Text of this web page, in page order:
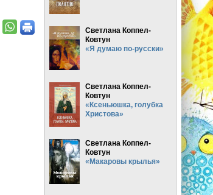
Светлана Коппел-
Ковтун
«Я думаю по-русски»
Светлана Коппел-
Ковтун
«Ксеньюшка, голубка
Христова»
Светлана Коппел-
Ковтун
«Макаровы крылья»